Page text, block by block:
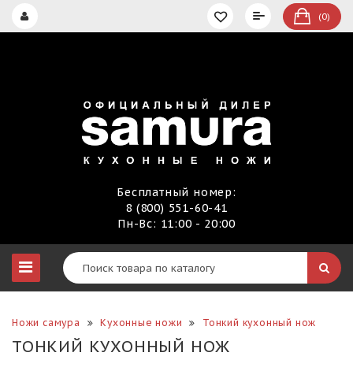
(0)
Бесплатный номер:
8 (800) 551-60-41
Пн-Вс: 11:00 - 20:00
Ножи самура Кухонные ножи Тонкий кухонный нож
ТОНКИЙ КУХОННЫЙ НОЖ